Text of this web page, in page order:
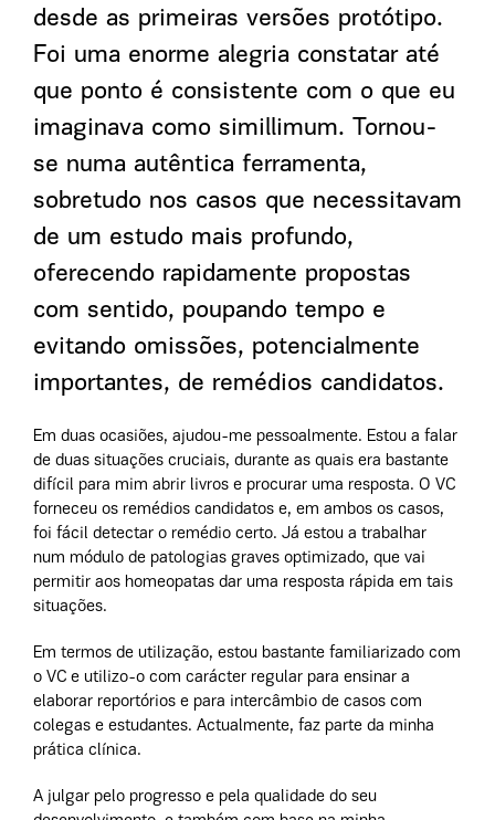
desde as primeiras versões protótipo.
Foi uma enorme alegria constatar até
que ponto é consistente com o que eu
imaginava como simillimum. Tornou-
se numa autêntica ferramenta,
sobretudo nos casos que necessitavam
de um estudo mais profundo,
oferecendo rapidamente propostas
com sentido, poupando tempo e
evitando omissões, potencialmente
importantes, de remédios candidatos.
Em duas ocasiões, ajudou-me pessoalmente. Estou a falar
de duas situações cruciais, durante as quais era bastante
difícil para mim abrir livros e procurar uma resposta. O VC
forneceu os remédios candidatos e, em ambos os casos,
foi fácil detectar o remédio certo. Já estou a trabalhar
num módulo de patologias graves optimizado, que vai
permitir aos homeopatas dar uma resposta rápida em tais
situações.
Em termos de utilização, estou bastante familiarizado com
o VC e utilizo-o com carácter regular para ensinar a
elaborar reportórios e para intercâmbio de casos com
colegas e estudantes. Actualmente, faz parte da minha
prática clínica.
A julgar pelo progresso e pela qualidade do seu